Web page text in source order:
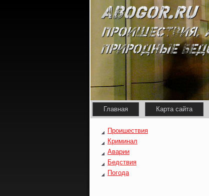
Главная Карта сайта
Проишествия
Криминал
Аварии
Бедствия
Погода